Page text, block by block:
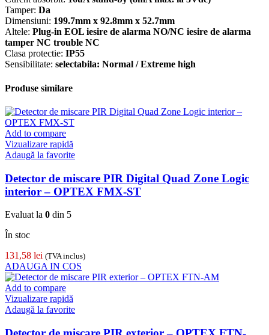
Tamper: Da
Dimensiuni: 199.7mm x 92.8mm x 52.7mm
Altele: Plug-in EOL iesire de alarma NO/NC iesire de alarma
tamper NC trouble NC
Clasa protectie: IP55
Sensibilitate: selectabila: Normal / Extreme high
Produse similare
Add to compare
Vizualizare rapidă
Adaugă la favorite
Detector de miscare PIR Digital Quad Zone Logic
interior – OPTEX FMX-ST
Evaluat la 0 din 5
În stoc
131,58 lei (TVA inclus)
ADAUGA IN COS
Add to compare
Vizualizare rapidă
Adaugă la favorite